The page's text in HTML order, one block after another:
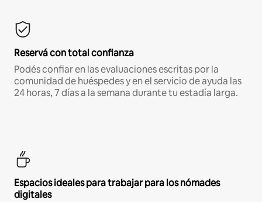
Reservá con total confianza
Podés confiar en las evaluaciones escritas por la
comunidad de huéspedes y en el servicio de ayuda las
24 horas, 7 días a la semana durante tu estadía larga.
Espacios ideales para trabajar para los nómades
digitales